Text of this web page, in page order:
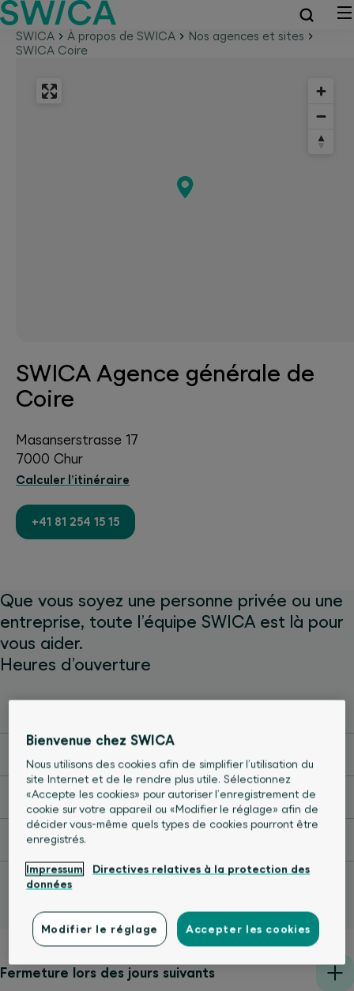
SWICA À propos de SWICA
Nos agences et sites
SWICA Coire
SWICA Agence générale de
Coire
Masanserstrasse 17
7000 Chur
Calculer l’itinéraire
+41 81 254 15 15
Que vous soyez une personne privée ou une
entreprise, toute l’équipe SWICA est là pour
vous aider.
Heures d’ouverture
Mercredi 08:00 - 12:00 13:30 - 17:00
Jeudi
Vendredi
Fermeture lors des jours suivants
Bienvenue chez SWICA
Nous utilisons des cookies afin de simplifier l’utilisation du
site Internet et de le rendre plus utile. Sélectionnez
«Accepte les cookies» pour autoriser l’enregistrement de
cookie sur votre appareil ou «Modifier le réglage» afin de
décider vous-même quels types de cookies pourront être
enregistrés.
Impressum
Directives relatives à la protection des
données
Modifier le réglage Accepter les cookies